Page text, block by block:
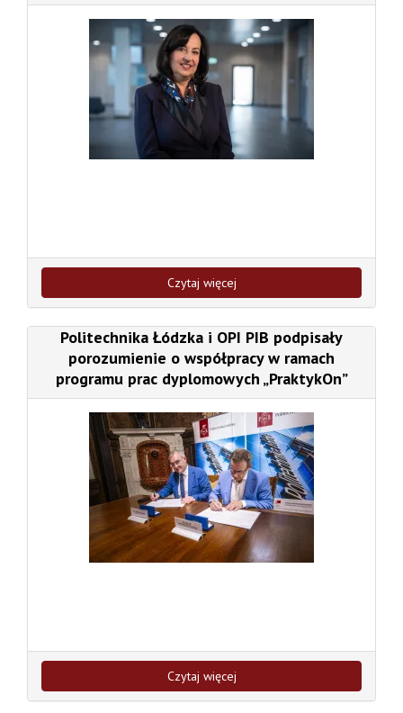
Czytaj więcej
Politechnika Łódzka i OPI PIB podpisały
porozumienie o współpracy w ramach
programu prac dyplomowych „PraktykOn”
Czytaj więcej